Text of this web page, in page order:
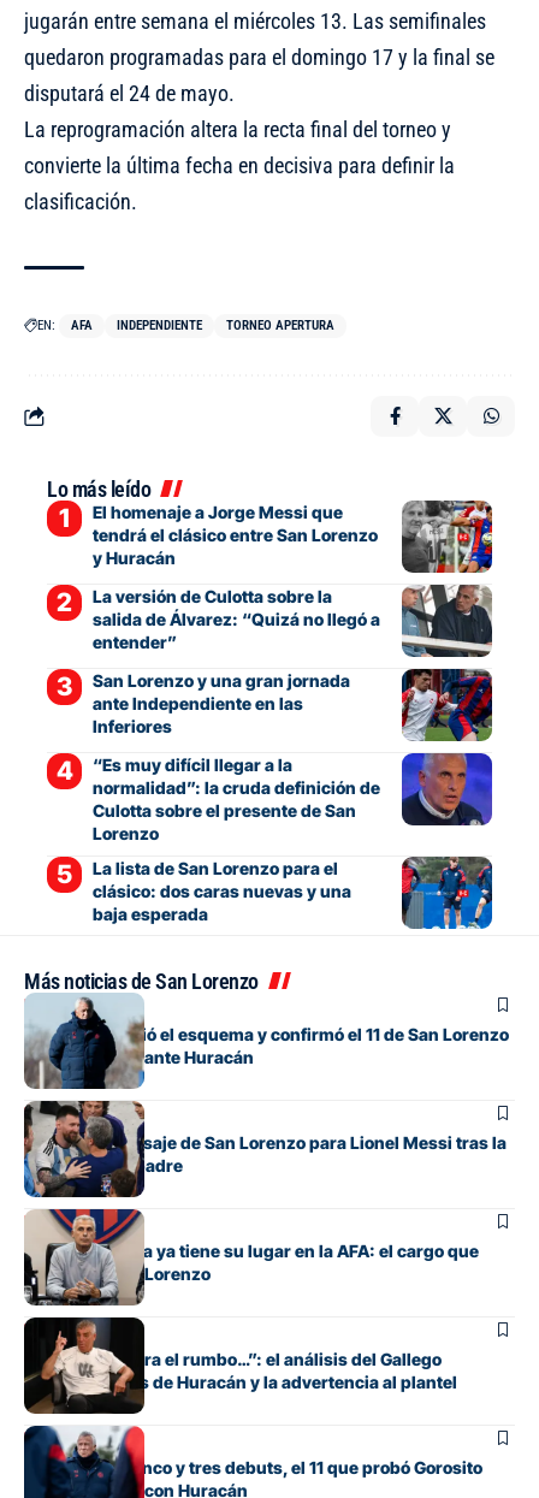
jugarán entre semana el miércoles 13. Las semifinales
quedaron programadas para el domingo 17 y la final se
disputará el 24 de mayo.
La reprogramación altera la recta final del torneo y
convierte la última fecha en decisiva para definir la
clasificación.
EN: AFA INDEPENDIENTE TORNEO APERTURA
Lo más leído
El homenaje a Jorge Messi que
tendrá el clásico entre San Lorenzo
y Huracán
La versión de Culotta sobre la
salida de Álvarez: “Quizá no llegó a
entender”
San Lorenzo y una gran jornada
ante Independiente en las
Inferiores
“Es muy difícil llegar a la
normalidad”: la cruda definición de
Culotta sobre el presente de San
Lorenzo
La lista de San Lorenzo para el
clásico: dos caras nuevas y una
baja esperada
Más noticias de San Lorenzo
Fútbol
Gorosito cambió el esquema y confirmó el 11 de San Lorenzo
para el clásico ante Huracán
Fútbol
El sentido mensaje de San Lorenzo para Lionel Messi tras la
muerte de su padre
Institucional
Marcelo Culotta ya tiene su lugar en la AFA: el cargo que
ocupa por San Lorenzo
Fútbol
“Si no encuentra el rumbo…”: el análisis del Gallego
González antes de Huracán y la advertencia al plantel
Fútbol
Con línea de cinco y tres debuts, el 11 que probó Gorosito
para el clásico con Huracán